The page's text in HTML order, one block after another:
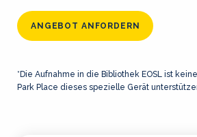
ANGEBOT ANFORDERN
*Die Aufnahme in die Bibliothek EOSL ist
Park Place dieses spezielle Gerät